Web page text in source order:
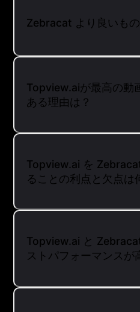
Zebracat より良いも
Topview.aiが最高の動
ある理由は？
Topview.ai を
ることの利点と欠点は
Topview.ai と
ストパフォーマンスが